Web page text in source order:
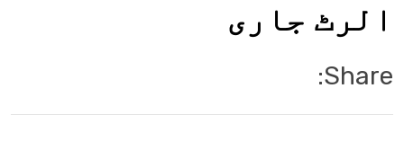
الرٹ جاری
Share: